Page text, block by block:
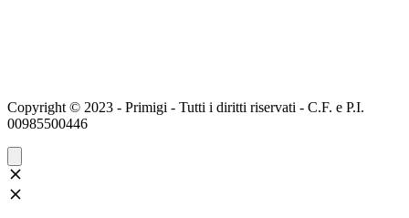
Copyright © 2023 - Primigi - Tutti i diritti riservati - C.F. e P.I.
00985500446